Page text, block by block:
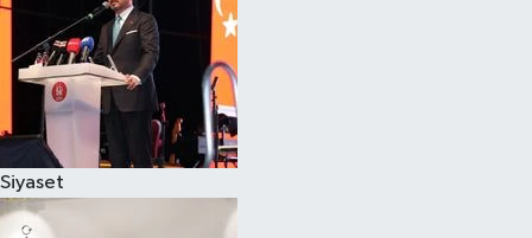
Siyaset
Yaşam-Çevre